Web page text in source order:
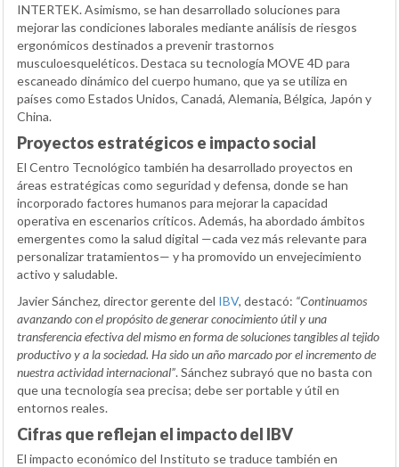
INTERTEK. Asimismo, se han desarrollado soluciones para
mejorar las condiciones laborales mediante análisis de riesgos
ergonómicos destinados a prevenir trastornos
musculoesqueléticos. Destaca su tecnología MOVE 4D para
escaneado dinámico del cuerpo humano, que ya se utiliza en
países como Estados Unidos, Canadá, Alemania, Bélgica, Japón y
China.
Proyectos estratégicos e impacto social
El Centro Tecnológico también ha desarrollado proyectos en
áreas estratégicas como seguridad y defensa, donde se han
incorporado factores humanos para mejorar la capacidad
operativa en escenarios críticos. Además, ha abordado ámbitos
emergentes como la salud digital —cada vez más relevante para
personalizar tratamientos— y ha promovido un envejecimiento
activo y saludable.
Javier Sánchez, director gerente del IBV, destacó: “Continuamos
avanzando con el propósito de generar conocimiento útil y una
transferencia efectiva del mismo en forma de soluciones tangibles al tejido
productivo y a la sociedad. Ha sido un año marcado por el incremento de
nuestra actividad internacional”. Sánchez subrayó que no basta con
que una tecnología sea precisa; debe ser portable y útil en
entornos reales.
Cifras que reflejan el impacto del IBV
El impacto económico del Instituto se traduce también en